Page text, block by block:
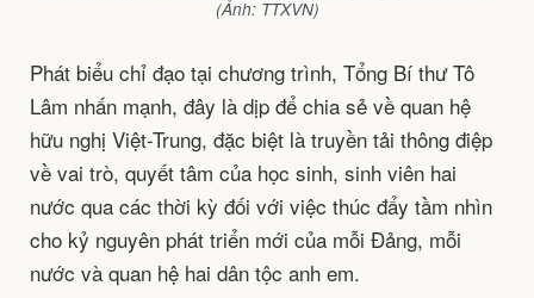
(Ảnh: TTXVN)
Phát biểu chỉ đạo tại chương trình, Tổng Bí thư Tô
Lâm nhấn mạnh, đây là dịp để chia sẻ về quan hệ
hữu nghị Việt-Trung, đặc biệt là truyền tải thông điệp
về vai trò, quyết tâm của học sinh, sinh viên hai
nước qua các thời kỳ đối với việc thúc đẩy tầm nhìn
cho kỷ nguyên phát triển mới của mỗi Đảng, mỗi
nước và quan hệ hai dân tộc anh em.